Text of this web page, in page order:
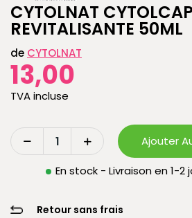
CYTOLNAT
REVITALISANTE 50ML
de CYTOLNAT
13,00
TVA incluse
Ajouter
En stock - Livraison en 1-2
Retour sans frais